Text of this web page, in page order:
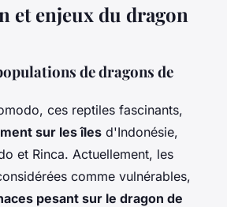
et enjeux du dragon
de dragons de
ces reptiles fascinants,
sur les îles d'Indonésie,
et Rinca. Actuellement, les
comme vulnérables,
pesant sur le dragon de